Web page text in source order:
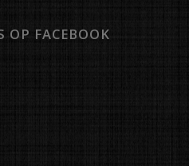
OP FACEBOOK